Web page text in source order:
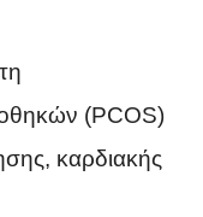
(PCOS)
καρδιακής